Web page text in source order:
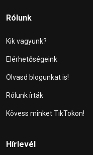
Rólunk
Kik vagyunk?
Elérhetőségeink
Olvasd blogunkat is!
Rólunk írták
Kövess minket TikTokon!
Hírlevél